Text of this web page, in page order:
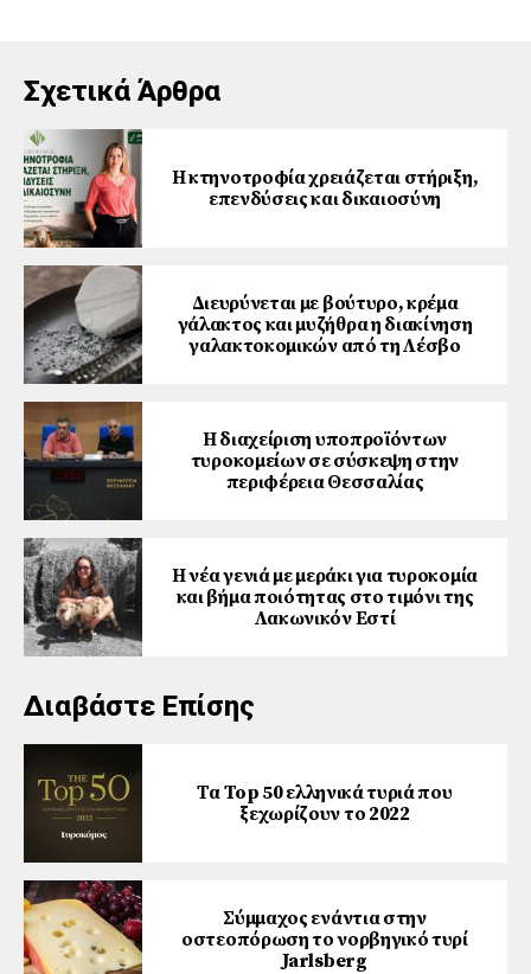
Σχετικά Άρθρα
Η κτηνοτροφία χρειάζεται στήριξη,
επενδύσεις και δικαιοσύνη
Διευρύνεται με βούτυρο, κρέμα
γάλακτος και μυζήθρα η διακίνηση
γαλακτοκομικών από τη Λέσβο
Η διαχείριση υποπροϊόντων
τυροκομείων σε σύσκεψη στην
περιφέρεια Θεσσαλίας
Η νέα γενιά με μεράκι για τυροκομία
και βήμα ποιότητας στο τιμόνι της
Λακωνικόν Εστί
Διαβάστε Επίσης
Τα Top 50 ελληνικά τυριά που
ξεχωρίζουν το 2022
Σύμμαχος ενάντια στην
οστεοπόρωση το νορβηγικό τυρί
Jarlsberg